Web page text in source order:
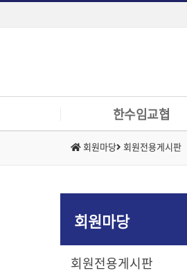
한수임교협
인사말
역대회장
주요사업
회원마당 회원전용게시판
회원마당
회원전용게시판